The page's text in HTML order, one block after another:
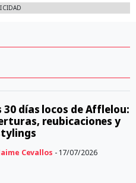
30 días locos de Afflelou:
reubicaciones y
Cevallos - 17/07/2026